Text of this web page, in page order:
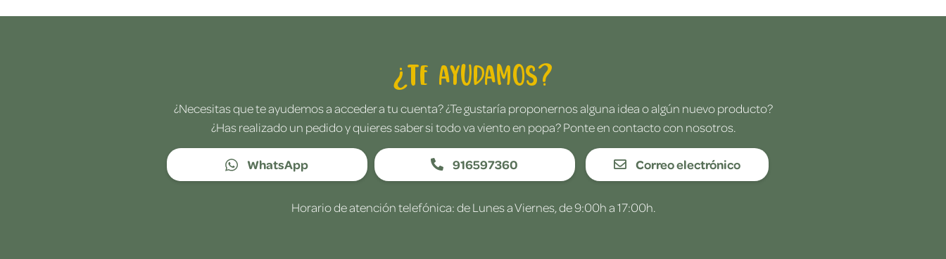
¿Te ayudamos?
¿Necesitas que te ayudemos a acceder a tu cuenta? ¿Te gustaría proponernos alguna idea o algún nuevo producto?
¿Has realizado un pedido y quieres saber si todo va viento en popa? Ponte en contacto con nosotros.
WhatsApp 916597360 Correo electrónico
Horario de atención telefónica: de Lunes a Viernes, de 9:00h a 17:00h.